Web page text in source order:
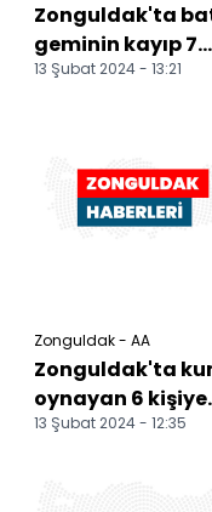
Zonguldak'ta
geminin kayıp 7
personelini arama
13 Şubat 2024 - 13:21
Zonguldak - AA
Zonguldak'ta
oynayan 6 kişiye
para cezası
13 Şubat 2024 - 12:35